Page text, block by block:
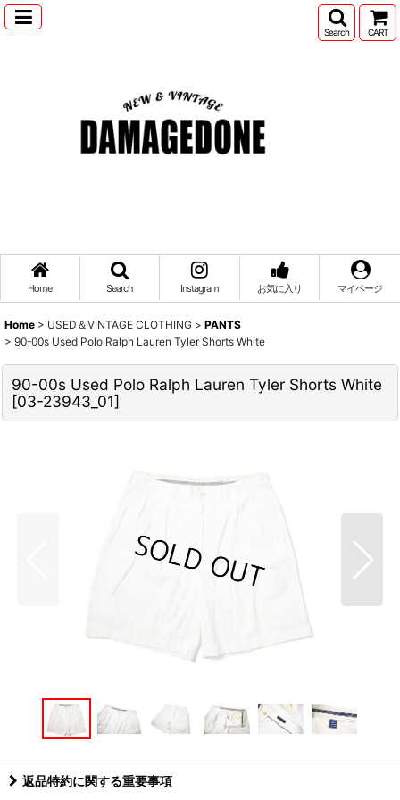
Search CART
Home Search Instagram お気に入り マイページ
Home > USED＆VINTAGE CLOTHING > PANTS
> 90-00s Used Polo Ralph Lauren Tyler Shorts White
90-00s Used Polo Ralph Lauren Tyler Shorts White
[03-23943_01]
返品特約に関する重要事項